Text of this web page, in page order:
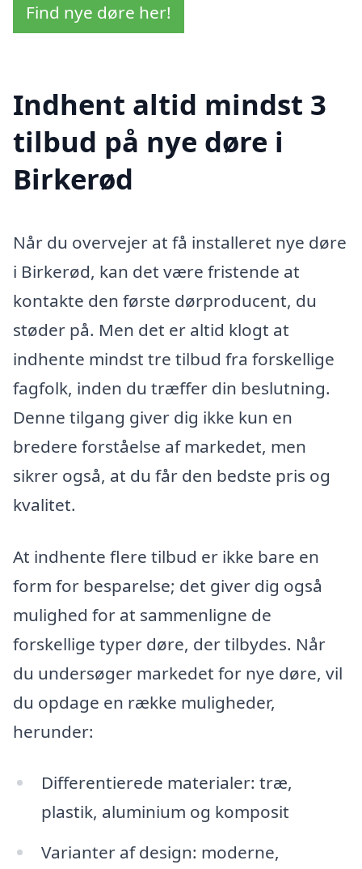
Find nye døre her!
Indhent altid mindst 3
tilbud på nye døre i
Birkerød
Når du overvejer at få installeret nye døre
i Birkerød, kan det være fristende at
kontakte den første dørproducent, du
støder på. Men det er altid klogt at
indhente mindst tre tilbud fra forskellige
fagfolk, inden du træffer din beslutning.
Denne tilgang giver dig ikke kun en
bredere forståelse af markedet, men
sikrer også, at du får den bedste pris og
kvalitet.
At indhente flere tilbud er ikke bare en
form for besparelse; det giver dig også
mulighed for at sammenligne de
forskellige typer døre, der tilbydes. Når
du undersøger markedet for nye døre, vil
du opdage en række muligheder,
herunder:
Differentierede materialer: træ,
plastik, aluminium og komposit
Varianter af design: moderne,